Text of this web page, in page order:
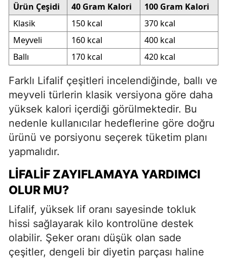
Ürün Çeşidi 40 Gram Kalori
100 Gram Kalori
Klasik
150 kcal
370 kcal
Meyveli
160 kcal
400 kcal
Ballı
170 kcal 420 kcal
Farklı Lifalif çeşitleri incelendiğinde, ballı ve
meyveli türlerin klasik versiyona göre daha
yüksek kalori içerdiği görülmektedir. Bu
nedenle kullanıcılar hedeflerine göre doğru
ürünü ve porsiyonu seçerek tüketim planı
yapmalıdır.
LIFALIF ZAYIFLAMAYA YARDIMCI
OLUR MU?
Lifalif, yüksek lif oranı sayesinde tokluk
hissi sağlayarak kilo kontrolüne destek
olabilir. Şeker oranı düşük olan sade
çeşitler, dengeli bir diyetin parçası haline